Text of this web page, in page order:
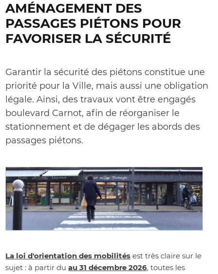
AMÉNAGEMENT DES
PASSAGES PIÉTONS POUR
FAVORISER LA SÉCURITÉ
Garantir la sécurité des piétons constitue une
priorité pour la Ville, mais aussi une obligation
légale. Ainsi, des travaux vont être engagés
boulevard Carnot, afin de réorganiser le
stationnement et de dégager les abords des
passages piétons.
La loi d'orientation des mobilités est très claire sur le
sujet : à partir duau 31 décembre 2026, toutes les